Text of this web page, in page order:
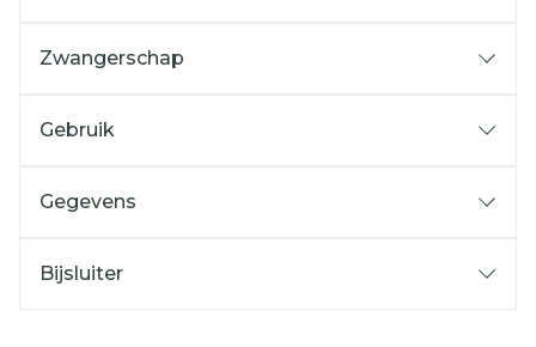
Zwangerschap
Gebruik
Gegevens
Bijsluiter